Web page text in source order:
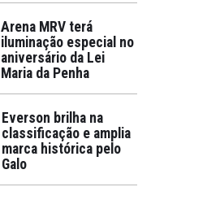
Arena MRV terá
iluminação especial no
aniversário da Lei
Maria da Penha
Everson brilha na
classificação e amplia
marca histórica pelo
Galo